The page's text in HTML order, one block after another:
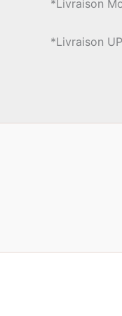
*Livraison
*Livraison